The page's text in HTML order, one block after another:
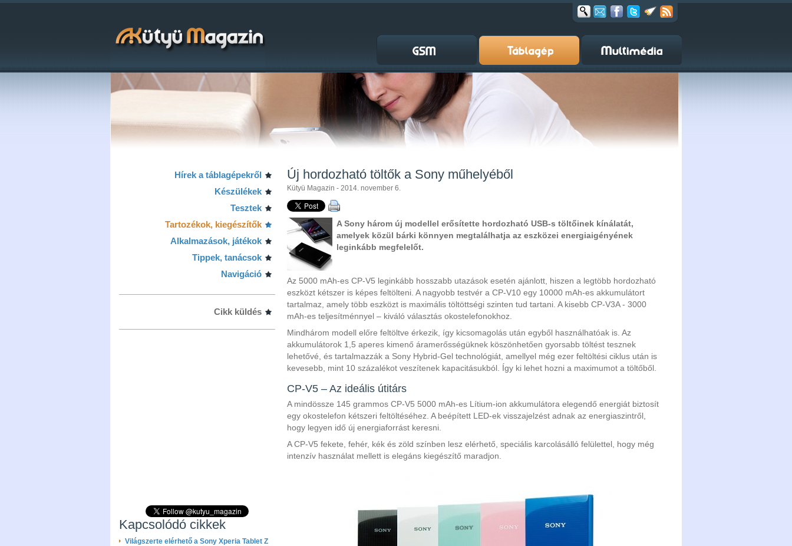
Hírek a táblagépekről
Készülékek
Tesztek
Tartozékok, kiegészítők
Alkalmazások, játékok
Tippek, tanácsok
Navigáció
Cikk küldés
Kapcsolódó cikkek
Világszerte elérhető a Sony Xperia Tablet Z
Új hordozható töltők a Sony műhelyéből
Kütyü Magazin - 2014. november 6.
A Sony három új modellel erősítette hordozható USB-s töltőinek kínálatát,
amelyek közül bárki könnyen megtalálhatja az eszközei energiaigényének
leginkább megfelelőt.
Az 5000 mAh-es CP-V5 leginkább hosszabb utazások esetén ajánlott, hiszen a legtöbb hordozható
eszközt kétszer is képes feltölteni. A nagyobb testvér a CP-V10 egy 10000 mAh-es akkumulátort
tartalmaz, amely több eszközt is maximális töltöttségi szinten tud tartani. A kisebb CP-V3A - 3000
mAh-es teljesítménnyel – kiváló választás okostelefonokhoz.
Mindhárom modell előre feltöltve érkezik, így kicsomagolás után egyből használhatóak is. Az
akkumulátorok 1,5 aperes kimenő áramerősségüknek köszönhetően gyorsabb töltést tesznek
lehetővé, és tartalmazzák a Sony Hybrid-Gel technológiát, amellyel még ezer feltöltési ciklus után is
kevesebb, mint 10 százalékot veszítenek kapacitásukból. Így ki lehet hozni a maximumot a töltőből.
CP-V5 – Az ideális útitárs
A mindössze 145 grammos CP-V5 5000 mAh-es Lítium-ion akkumulátora elegendő energiát biztosít
egy okostelefon kétszeri feltöltéséhez. A beépített LED-ek visszajelzést adnak az energiaszintről,
hogy legyen idő új energiaforrást keresni.
A CP-V5 fekete, fehér, kék és zöld színben lesz elérhető, speciális karcolásálló felülettel, hogy még
intenzív használat mellett is elegáns kiegészítő maradjon.